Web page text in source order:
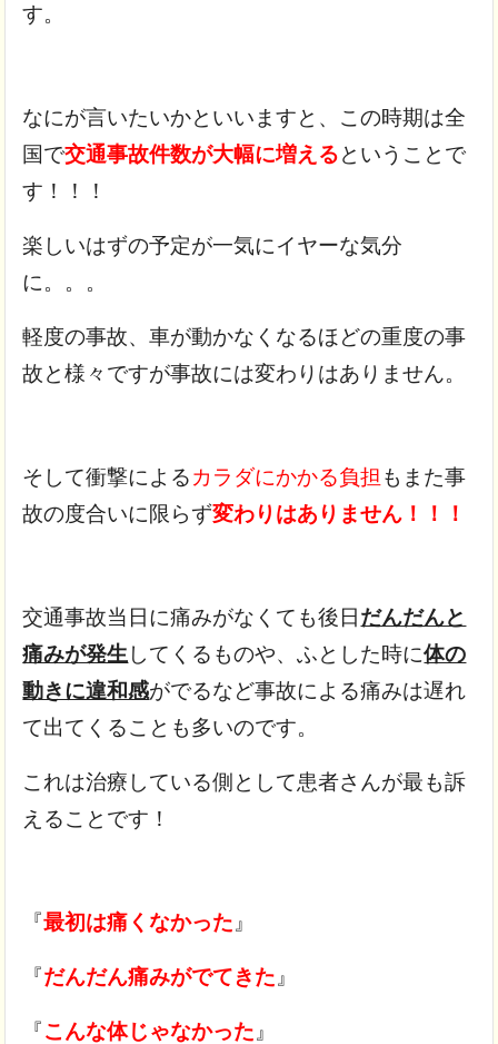
す。
なにが言いたいかといいますと、この時期は全
国で交通事故件数が大幅に増えるということで
す！！！
楽しいはずの予定が一気にイヤーな気分
に。。。
軽度の事故、車が動かなくなるほどの重度の事
故と様々ですが事故には変わりはありません。
そして衝撃によるカラダにかかる負担 もまた事
故の度合いに限らず変わりはありません！！！
交通事故当日に痛みがなくても後日だんだんと
痛みが発生 してくるものや、ふとした時に体の
動きに違和感がでるなど事故による痛みは遅れ
て出てくることも多いのです。
これは治療している側として患者さんが最も訴
えることです！
『最初は痛くなかった 』
『だんだん痛みがでてきた 』
『こんな体じゃなかった 』